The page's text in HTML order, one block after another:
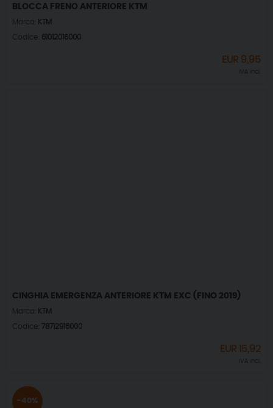
BLOCCA FRENO ANTERIORE KTM
Marca: KTM
Codice: 61012016000
EUR 9,95
IVA incl.
CINGHIA EMERGENZA ANTERIORE KTM EXC (FINO 2019)
Marca: KTM
Codice: 78712916000
EUR15,92
IVA incl.
-40%